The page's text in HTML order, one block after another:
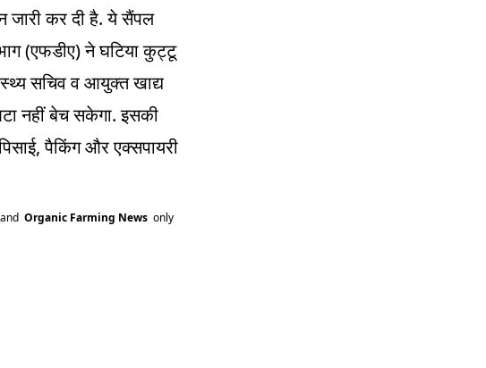
कर दी है.ये सैंपल
(एफडीए)ने घटिया कुट्टू
सचिव व आयुक्त खाद्य
नहीं बेच सकेगा.इसकी
,पैकिंग और एक्सपायरी
and Organic Farming News only